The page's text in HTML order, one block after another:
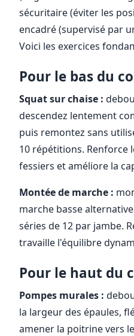
sécuritaire (éviter les
encadré (supervisé par
Voici les exercices
Pour le bas du
Squat sur chaise :
descendez lentement
puis remontez sans
10 répétitions. Renforce
fessiers et améliore la
Montée de marche :
marche basse
séries de 12 par jambe.
travaille l'équilibre
Pour le haut du
Pompes murales :
la largeur des épaules,
amener la poitrine vers